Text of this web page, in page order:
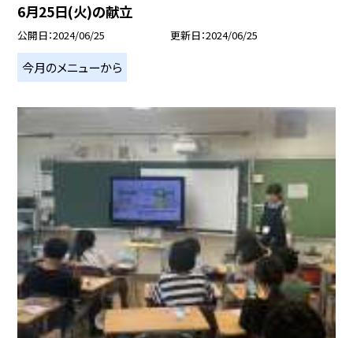
6月25日(火)の献立
公開日 2024/06/25 更新日 2024/06/25
今月のメニューから